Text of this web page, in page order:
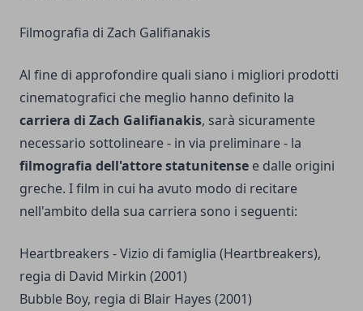
Filmografia di Zach Galifianakis
Al fine di approfondire quali siano i migliori prodotti
cinematografici che meglio hanno definito la
carriera di Zach Galifianakis, sarà sicuramente
necessario sottolineare - in via preliminare - la
filmografia dell'attore statunitense e dalle origini
greche. I film in cui ha avuto modo di recitare
nell'ambito della sua carriera sono i seguenti:
Heartbreakers - Vizio di famiglia (Heartbreakers),
regia di David Mirkin (2001)
Bubble Boy, regia di Blair Hayes (2001)